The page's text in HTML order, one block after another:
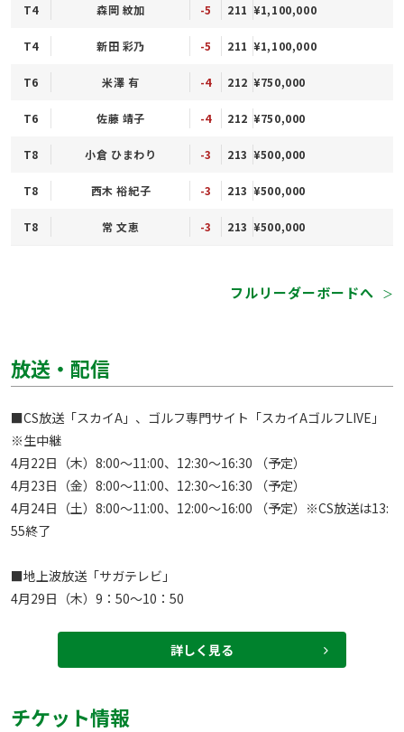
T4 森岡 紋加 -5 211 ¥1,100,000
T4 新田 彩乃 -5 211 ¥1,100,000
T6 米澤 有 -4 212 ¥750,000
T6 佐藤 靖子 -4 212 ¥750,000
T8 小倉 ひまわり -3 213 ¥500,000
T8 西木 裕紀子 -3 213 ¥500,000
T8 常 文恵 -3 213 ¥500,000
フルリーダーボードへ ＞
放送・配信
■CS放送「スカイA」、ゴルフ専門サイト「スカイAゴルフLIVE」
※生中継
4月22日（木）8:00～11:00、12:30～16:30 （予定）
4月23日（金）8:00～11:00、12:30～16:30 （予定）
4月24日（土）8:00～11:00、12:00～16:00 （予定）※CS放送は13:
55終了
■地上波放送「サガテレビ」
4月29日（木）9：50～10：50
詳しく見る
チケット情報